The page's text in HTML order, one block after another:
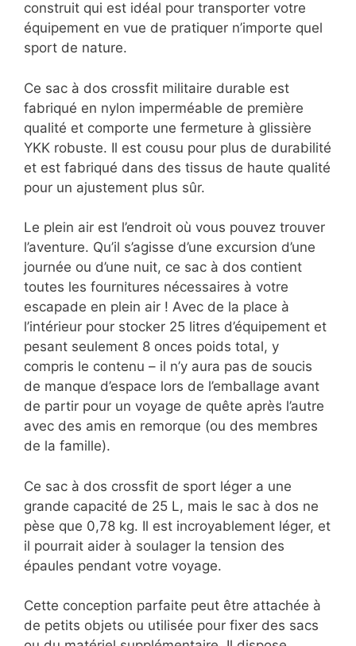
construit qui est idéal pour transporter votre
équipement en vue de pratiquer n’importe quel
sport de nature.
Ce sac à dos crossfit militaire durable est
fabriqué en nylon imperméable de première
qualité et comporte une fermeture à glissière
YKK robuste. Il est cousu pour plus de durabilité
et est fabriqué dans des tissus de haute qualité
pour un ajustement plus sûr.
Le plein air est l’endroit où vous pouvez trouver
l’aventure. Qu’il s’agisse d’une excursion d’une
journée ou d’une nuit, ce sac à dos contient
toutes les fournitures nécessaires à votre
escapade en plein air ! Avec de la place à
l’intérieur pour stocker 25 litres d’équipement et
pesant seulement 8 onces poids total, y
compris le contenu – il n’y aura pas de soucis
de manque d’espace lors de l’emballage avant
de partir pour un voyage de quête après l’autre
avec des amis en remorque (ou des membres
de la famille).
Ce sac à dos crossfit de sport léger a une
grande capacité de 25 L, mais le sac à dos ne
pèse que 0,78 kg. Il est incroyablement léger, et
il pourrait aider à soulager la tension des
épaules pendant votre voyage.
Cette conception parfaite peut être attachée à
de petits objets ou utilisée pour fixer des sacs